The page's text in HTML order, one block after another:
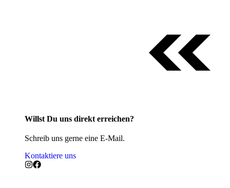
Willst Du uns direkt erreichen?
Schreib uns gerne eine E-Mail.
Kontaktiere uns